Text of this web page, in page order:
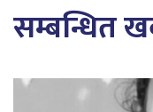
सम्बन्धित